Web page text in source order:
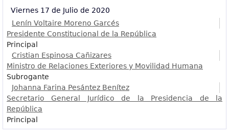
Viernes 17 de Julio de 2020
Lenín Voltaire Moreno Garcés
Presidente Constitucional de la República
Principal
Cristian Espinosa Cañizares
Ministro de Relaciones Exteriores y Movilidad Humana
Subrogante
Johanna Farina Pesántez Benítez
Secretario General Jurídico de la Presidencia de la
República
Principal